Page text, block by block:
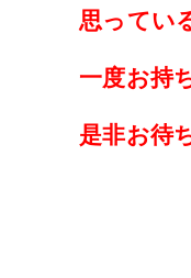
思ってい
一度お持
是非お待